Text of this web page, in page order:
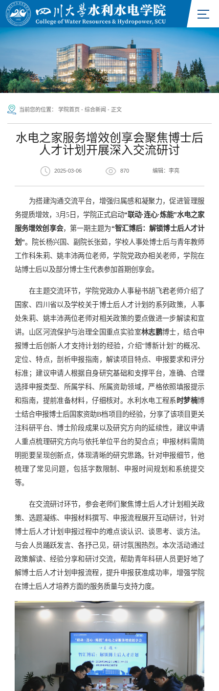
当前您的位置： 学院首页 - 综合新闻 - 正文
水电之家服务增效创享会聚焦博士后
人才计划开展深入交流研讨
2025-03-06 870 编辑：李亮
为搭建沟通交流平台，增强归属感和凝聚力，促进管理服
务提质增效，3月5日，学院正式启动“联动·连心·炼能”水电之家
服务增效创享会，第一期主题为“智汇博后：解锁博士后人才计
划”。院长杨兴国、副院长张茹，学校人事处博士后与青年教师
工作科朱莉、姚丰沛两位老师，学院党政办相关老师，学院在
站博士后以及部分博士生代表参加首期创享会。
在主题交流环节，学院党政办人事秘书胡飞君老师介绍了
国家、四川省以及学校关于博士后人才计划的系列政策，人事
处朱莉、姚丰沛两位老师对相关政策的要点做进一步解读和宣
讲。山区河流保护与治理全国重点实验室林志鹏博士，结合申
报博士后创新人才支持计划的经验，介绍“博新计划”的概况、
定位、特点，剖析申报指南，解读项目特点、申报要求和评分
标准；建议申请人根据自身研究基础和支撑平台，准确、合理
选择申报类型、所属学科、所属资助领域，严格依照填报提示
和指南，提前准备材料，仔细核对。水利水电工程系 时梦楠博
士结合申报博士后国家资助B档项目的经验，分享了该项目更关
注科研平台、博士阶段成果以及研究方向的延续性，建议申请
人重点梳理研究方向与依托单位平台的契合点；申报材料需简
明扼要呈现创新点，体现清晰的研究思路。针对申报细节，他
梳理了常见问题，包括字数限制、申报时间规划和系统提交
等。
在交流研讨环节，参会老师们聚焦博士后人才计划相关政
策、选题凝练、申报材料撰写、申报流程展开互动研讨，针对
博士后人才计划申报过程中的难点谈认识、谈思考、谈方法。
与会人员踊跃发言、各抒己见，研讨氛围热烈。本次活动通过
政策解读、经验分享和研讨交流，帮助青年科研人员更好地了
解博士后人才计划申报流程，提升申报获准成功率，增强学院
在博士后人才培养方面的服务质量与支持力度。